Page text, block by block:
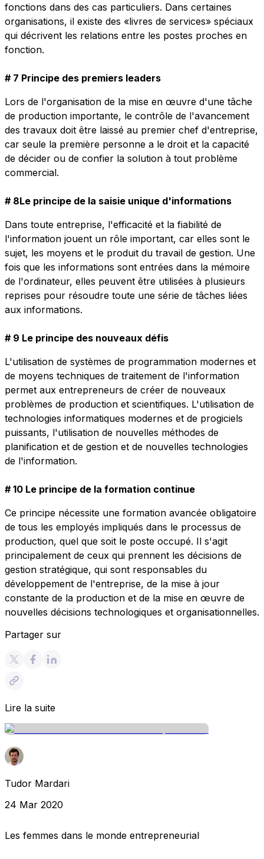
fonctions dans des cas particuliers. Dans certaines
organisations, il existe des «livres de services» spéciaux
qui décrivent les relations entre les postes proches en
fonction.
# 7 Principe des premiers leaders
Lors de l'organisation de la mise en œuvre d'une tâche
de production importante, le contrôle de l'avancement
des travaux doit être laissé au premier chef d'entreprise,
car seule la première personne a le droit et la capacité
de décider ou de confier la solution à tout problème
commercial.
# 8Le principe de la saisie unique d'informations
Dans toute entreprise, l'efficacité et la fiabilité de
l'information jouent un rôle important, car elles sont le
sujet, les moyens et le produit du travail de gestion. Une
fois que les informations sont entrées dans la mémoire
de l'ordinateur, elles peuvent être utilisées à plusieurs
reprises pour résoudre toute une série de tâches liées
aux informations.
# 9 Le principe des nouveaux défis
L'utilisation de systèmes de programmation modernes et
de moyens techniques de traitement de l'information
permet aux entrepreneurs de créer de nouveaux
problèmes de production et scientifiques. L'utilisation de
technologies informatiques modernes et de progiciels
puissants, l'utilisation de nouvelles méthodes de
planification et de gestion et de nouvelles technologies
de l'information.
# 10 Le principe de la formation continue
Ce principe nécessite une formation avancée obligatoire
de tous les employés impliqués dans le processus de
production, quel que soit le poste occupé. Il s'agit
principalement de ceux qui prennent les décisions de
gestion stratégique, qui sont responsables du
développement de l'entreprise, de la mise à jour
constante de la production et de la mise en œuvre de
nouvelles décisions technologiques et organisationnelles.
Partager sur
Lire la suite
Tudor Mardari
24 Mar 2020
Les femmes dans le monde entrepreneurial